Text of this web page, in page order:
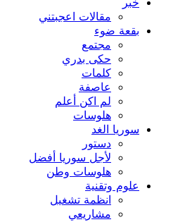
خبر
مقالات اعجبتني
بقعة ضوء
مجتمع
حكى بدري
كلمات
عاصفة
لم اكن أعلم
هلوسات
سوريا الغد
دستور
لأجل سوريا أفضل
هلوسات وطن
علوم وتقنية
انظمة تشغيل
مشاريعي